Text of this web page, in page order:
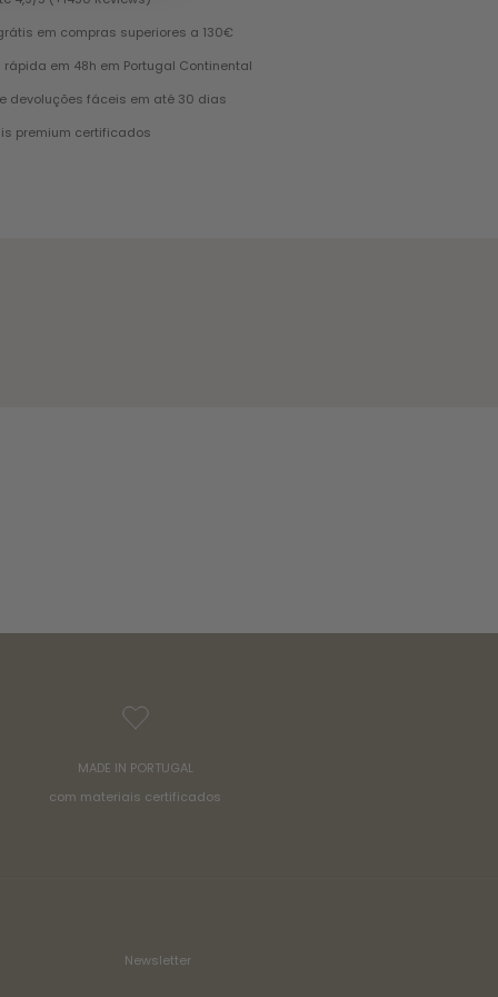
em compras superiores a 130€
rápida em 48h em Portugal Continental
devoluções fáceis em até 30 dias
premium certificados
MADE IN PORTUGAL
com materiais certificados
Newsletter